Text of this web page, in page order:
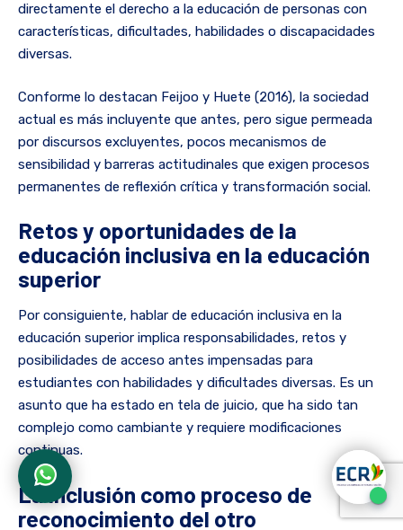
directamente el derecho a la educación de personas con
características, dificultades, habilidades o discapacidades
diversas.
Conforme lo destacan Feijoo y Huete (2016), la sociedad
actual es más incluyente que antes, pero sigue permeada
por discursos excluyentes, pocos mecanismos de
sensibilidad y barreras actitudinales que exigen procesos
permanentes de reflexión crítica y transformación social.
Retos y oportunidades de la
educación inclusiva en la educación
superior
Por consiguiente, hablar de educación inclusiva en la
educación superior implica responsabilidades, retos y
posibilidades de acceso antes impensadas para
estudiantes con habilidades y dificultades diversas. Es un
asunto que ha estado en tela de juicio, que ha sido tan
complejo como cambiante y requiere modificaciones
continuas.
La inclusión como proceso de
reconocimiento del otro